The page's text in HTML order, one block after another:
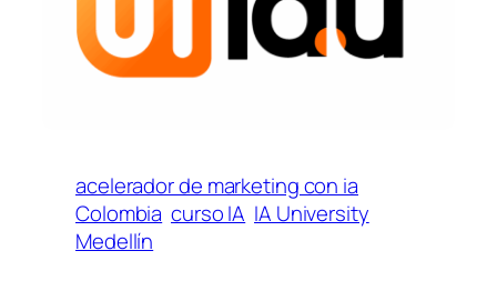
acelerador de marketing con ia
Colombia curso IA IA University
Medellín